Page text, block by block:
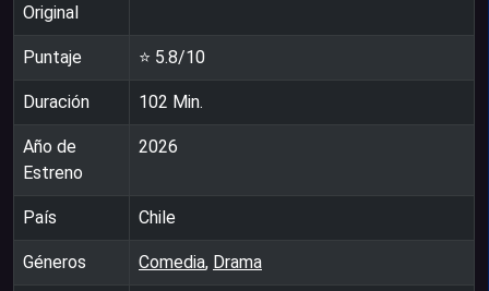
Original
Puntaje ⭐ 5.8/10
Duración 102 Min.
Año de
Estreno
2026
País Chile
Géneros Comedia, Drama